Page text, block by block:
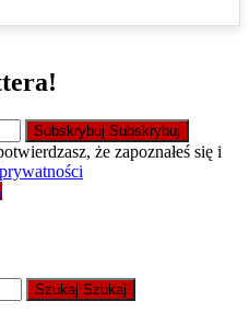
Subskrybuj Subskrybuj
że zapoznałeś się i
Szukaj Szukaj